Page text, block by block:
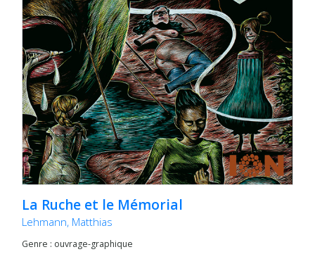
La Ruche et le Mémorial
Lehmann, Matthias
Genre : ouvrage-graphique